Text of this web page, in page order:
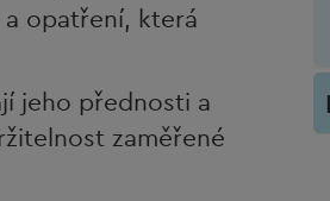
opatření, která
jeho přednosti a
zaměřené